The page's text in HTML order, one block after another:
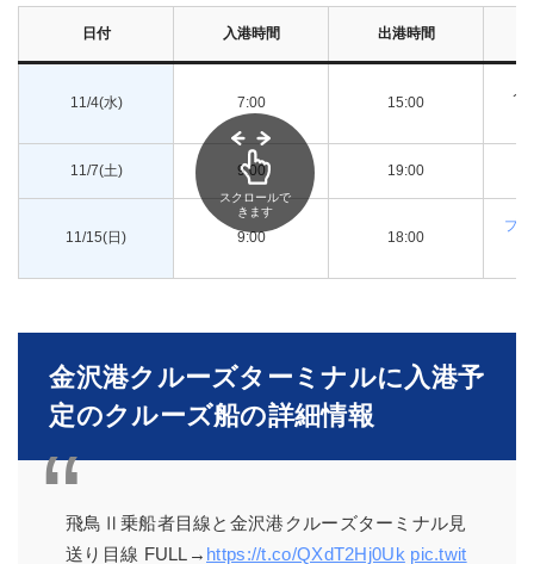
日付 入港時間 出港時間
11/4(水) 7:00 15:00
ノ
11/7(土) 9:00 19:00
11/15(日) 9:00 18:00
プ
スクロールで
きます
金沢港クルーズターミナルに入港予
定のクルーズ船の詳細情報
飛鳥Ⅱ乗船者目線と金沢港クルーズターミナル見
送り目線 FULL→ https://t.co/QXdT2Hj0Uk pic.twit